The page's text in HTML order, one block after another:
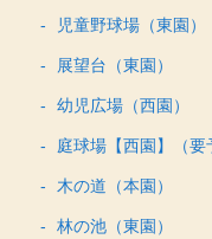
児童野球場（東園）
展望台（東園）
幼児広場（西園）
庭球場【西園】（要
木の道（本園）
林の池（東園）